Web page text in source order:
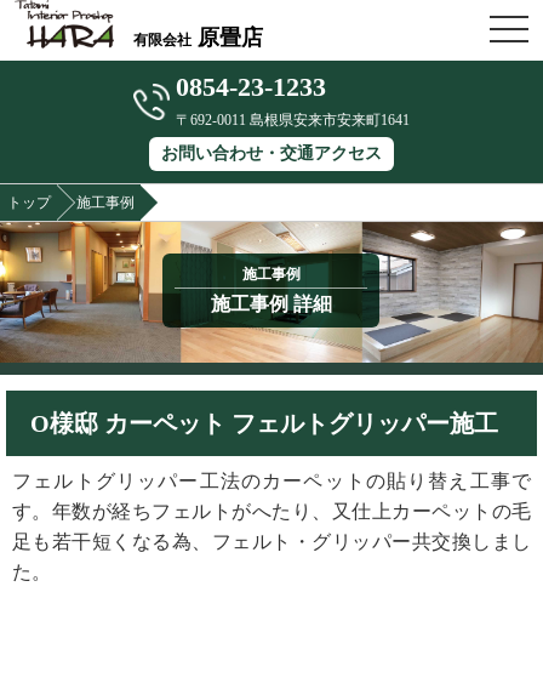
有限会社 原畳店
0854-23-1233
〒692-0011 島根県安来市安来町1641
お問い合わせ・交通アクセス
トップ 施工事例
施工事例
施工事例 詳細
O様邸 カーペット フェルトグリッパー施工
フェルトグリッパー工法のカーペットの貼り替え工事で
す。年数が経ちフェルトがへたり、又仕上カーペットの毛
足も若干短くなる為、フェルト・グリッパー共交換しまし
た。